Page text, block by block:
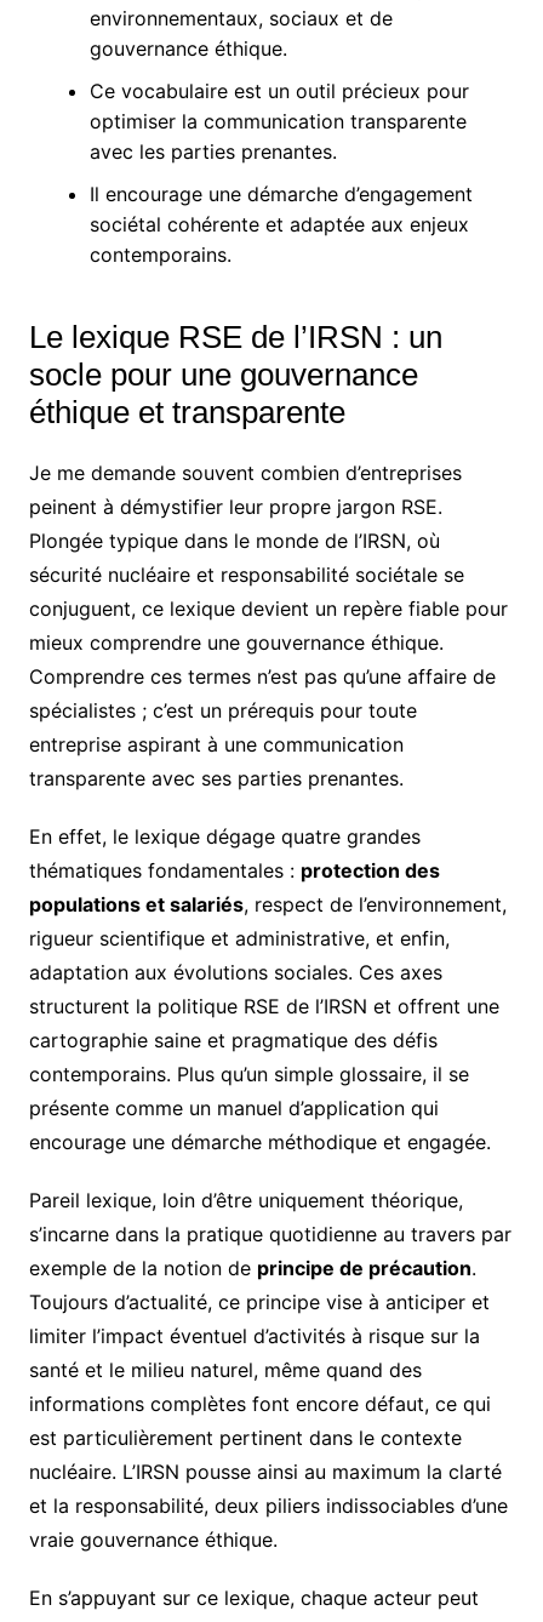
environnementaux, sociaux et de
gouvernance éthique.
Ce vocabulaire est un outil précieux pour
optimiser la communication transparente
avec les parties prenantes.
Il encourage une démarche d’engagement
sociétal cohérente et adaptée aux enjeux
contemporains.
Le lexique RSE de l’IRSN : un
socle pour une gouvernance
éthique et transparente
Je me demande souvent combien d’entreprises
peinent à démystifier leur propre jargon RSE.
Plongée typique dans le monde de l’IRSN, où
sécurité nucléaire et responsabilité sociétale se
conjuguent, ce lexique devient un repère fiable pour
mieux comprendre une gouvernance éthique.
Comprendre ces termes n’est pas qu’une affaire de
spécialistes ; c’est un prérequis pour toute
entreprise aspirant à une communication
transparente avec ses parties prenantes.
En effet, le lexique dégage quatre grandes
thématiques fondamentales : protection des
populations et salariés, respect de l’environnement,
rigueur scientifique et administrative, et enfin,
adaptation aux évolutions sociales. Ces axes
structurent la politique RSE de l’IRSN et offrent une
cartographie saine et pragmatique des défis
contemporains. Plus qu’un simple glossaire, il se
présente comme un manuel d’application qui
encourage une démarche méthodique et engagée.
Pareil lexique, loin d’être uniquement théorique,
s’incarne dans la pratique quotidienne au travers par
exemple de la notion de principe de précaution.
Toujours d’actualité, ce principe vise à anticiper et
limiter l’impact éventuel d’activités à risque sur la
santé et le milieu naturel, même quand des
informations complètes font encore défaut, ce qui
est particulièrement pertinent dans le contexte
nucléaire. L’IRSN pousse ainsi au maximum la clarté
et la responsabilité, deux piliers indissociables d’une
vraie gouvernance éthique.
En s’appuyant sur ce lexique, chaque acteur peut